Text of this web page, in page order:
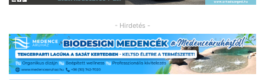
- Hirdetés -